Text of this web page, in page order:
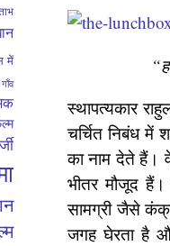
स्थापत्यकार
चर्चित निबंध में
का नाम देते हैं।
भीतर मौजूद
सामग्री जैसे
जगह घेरता है
में
गाँव